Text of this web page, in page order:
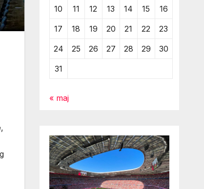
10 11 12 13 14 15 16
17 18 19 20 21 22 23
24 25 26 27 28 29 30
31
« maj